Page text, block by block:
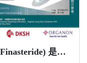
​保康絲 (Propecia) / 非那雄胺 (Finasteride) 是什麼？功效、副作用與購買資訊一文講解